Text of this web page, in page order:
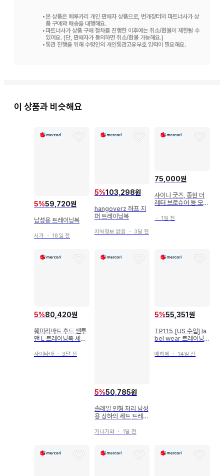
•본 상품은 메루카리 개인 판매자 상품으로, 번개장터의 파트너사가 상
품 구매와 배송을 대행해요.
•파트너사가 상품 구매 절차를 진행한 이후에는 취소/환불이 제한될 수
있어요. (단, 판매자가 동의하면 취소/환불 가능해요.)
•통관 진행을 위해 수령인의 개인통관고유부호 입력이 필요해요.
이 상품과 비슷해요
5%59,720원
남성용 트레이닝복
시가 ・ 18일 전
5%103,298원
hangoverz 하프 지
퍼 트레이닝복
지역정보 없음 ・ 3달 전
75,000원
샤이니 굿즈, 종현 더
레터 브로슈어 등 모음
・ 1일 전
5%80,420원
훼미리마트 후드 맨투
맨 L 트레이닝복 세트
사이타마 ・ 3달 전
5%50,785원
솔레일 인형 저리 남성
용 상하의 세트 트레이
가나가와・ 1달 전
5%55,351원
TP115 [US 수입] la
bel wear 트레이닝복
에히메 ・ 14일 전